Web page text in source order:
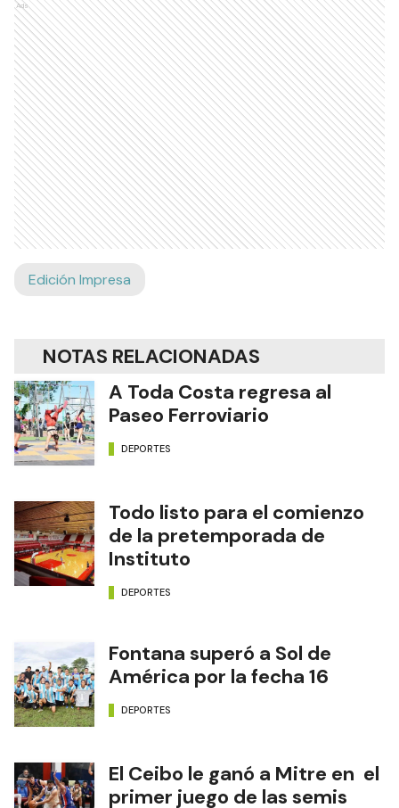
Ads
Edición Impresa
NOTAS RELACIONADAS
A Toda Costa regresa al
Paseo Ferroviario
DEPORTES
Todo listo para el comienzo
de la pretemporada de
Instituto
DEPORTES
Fontana superó a Sol de
América por la fecha 16
DEPORTES
El Ceibo le ganó a Mitre en el
primer juego de las semis